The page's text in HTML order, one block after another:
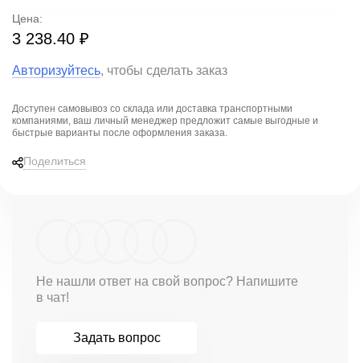
Цена:
3 238.40 ₽
Авторизуйтесь, чтобы сделать заказ
Доступен самовывоз со склада или доставка транспортными
компаниями, ваш личный менеджер предложит самые выгодные и
быстрые варианты после оформления заказа.
Поделиться
Не нашли ответ на свой вопрос? Напишите
в чат!
Задать вопрос